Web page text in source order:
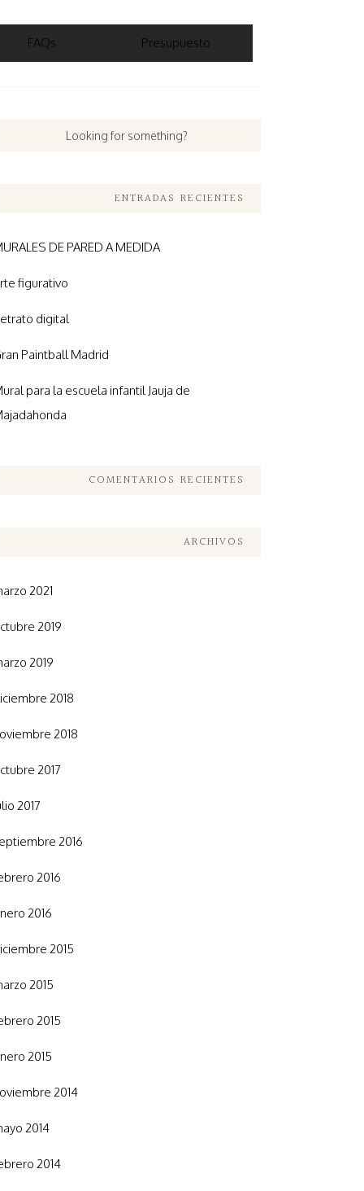
FAQs Presupuesto
ENTRADAS RECIENTES
DE PARED A MEDIDA
figurativo
digital
Paintball Madrid
para la escuela infantil Jauja de
COMENTARIOS RECIENTES
ARCHIVOS
2021
2019
2019
2018
2018
2017
2017
2016
2016
2016
2015
2015
2015
2015
2014
2014
2014